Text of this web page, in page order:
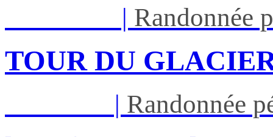
| Randonnée
TOUR DU
| Randonnée